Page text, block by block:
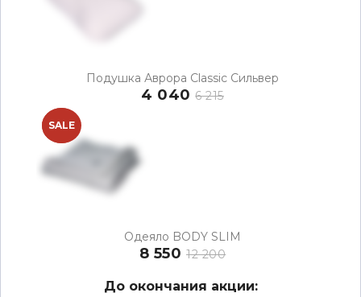
Подушка Аврора Classic Сильвер
4 0406 215
NEW
SALE
Одеяло BODY SLIM
8 550 12 200
До окончания акции: